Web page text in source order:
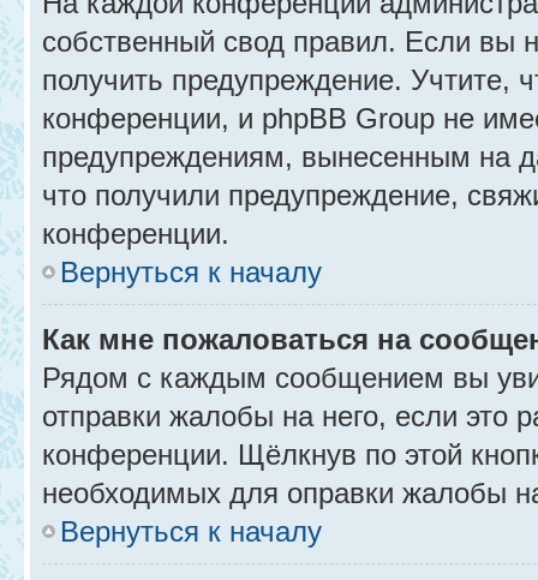
собственный свод правил. Если вы
получить предупреждение. Учтите,
конференции, и phpBB Group не
предупреждениям, вынесенным на
что получили предупреждение,
конференции.
Вернуться к началу
Как мне пожаловаться на
Рядом с каждым сообщением вы
отправки жалобы на него, если это
конференции. Щёлкнув по этой
необходимых для оправки жалобы
Вернуться к началу